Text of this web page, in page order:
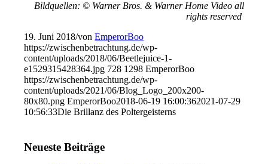
Bildquellen: © Warner Bros. & Warner Home Video all
rights reserved
19. Juni 2018/vonEmperorBoo
https://zwischenbetrachtung.de/wp-
content/uploads/2018/06/Beetlejuice-1-
e1529315428364.jpg 728 1298 EmperorBoo
https://zwischenbetrachtung.de/wp-
content/uploads/2021/06/Blog_Logo_200x200-
80x80.png EmperorBoo2018-06-19 16:00:362021-07-29
10:56:33Die Brillanz des Poltergeisterns
Neueste Beiträge